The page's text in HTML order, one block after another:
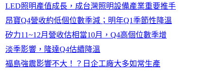
LED照明產值成長，成台灣照明設備產業重要推手
昂寶Q4營收約低個位數季減；明年Q1季節性降溫
矽力11~12月營收估相當10月，Q4高個位數季增
淡季影響，隆達Q4估續降溫
福島強震影響不大！？日企工廠大多如常生產